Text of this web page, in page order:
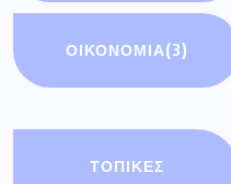
ΟΙΚΟΝΟΜΊΑ(3)
ΤΟΠΙΚΕΣ